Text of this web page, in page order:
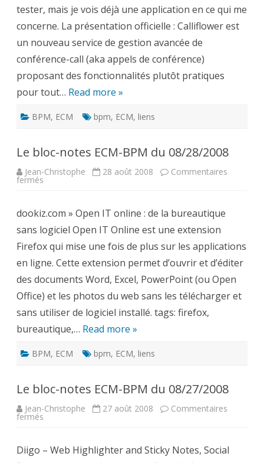
tester, mais je vois déjà une application en ce qui me
concerne. La présentation officielle : Calliflower est
un nouveau service de gestion avancée de
conférence-call (aka appels de conférence)
proposant des fonctionnalités plutôt pratiques
pour tout… Read more »
BPM, ECM bpm, ECM, liens
Le bloc-notes ECM-BPM du 08/28/2008
Jean-Christophe 28 août 2008 Commentaires
fermés
ECM-
BPM
du
08/28/2008
dookiz.com » Open IT online : de la bureautique
sans logiciel Open IT Online est une extension
Firefox qui mise une fois de plus sur les applications
en ligne. Cette extension permet d’ouvrir et d’éditer
des documents Word, Excel, PowerPoint (ou Open
Office) et les photos du web sans les télécharger et
sans utiliser de logiciel installé. tags: firefox,
bureautique,… Read more »
BPM, ECM bpm, ECM, liens
Le bloc-notes ECM-BPM du 08/27/2008
Jean-Christophe 27 août 2008 Commentaires
fermés
ECM-
BPM
Diigo – Web Highlighter and Sticky Notes, Social